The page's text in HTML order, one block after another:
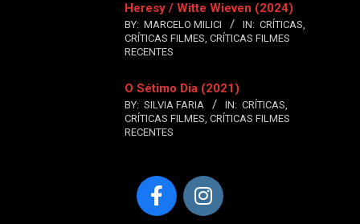
Heresy / Witte Wieven (2024)
BY: MARCELO MILICI IN: CRÍTICAS,
CRÍTICAS FILMES, CRÍTICAS FILMES
RECENTES
O Sétimo Dia (2021)
BY: SILVIA FARIA IN: CRÍTICAS,
CRÍTICAS FILMES, CRÍTICAS FILMES
RECENTES